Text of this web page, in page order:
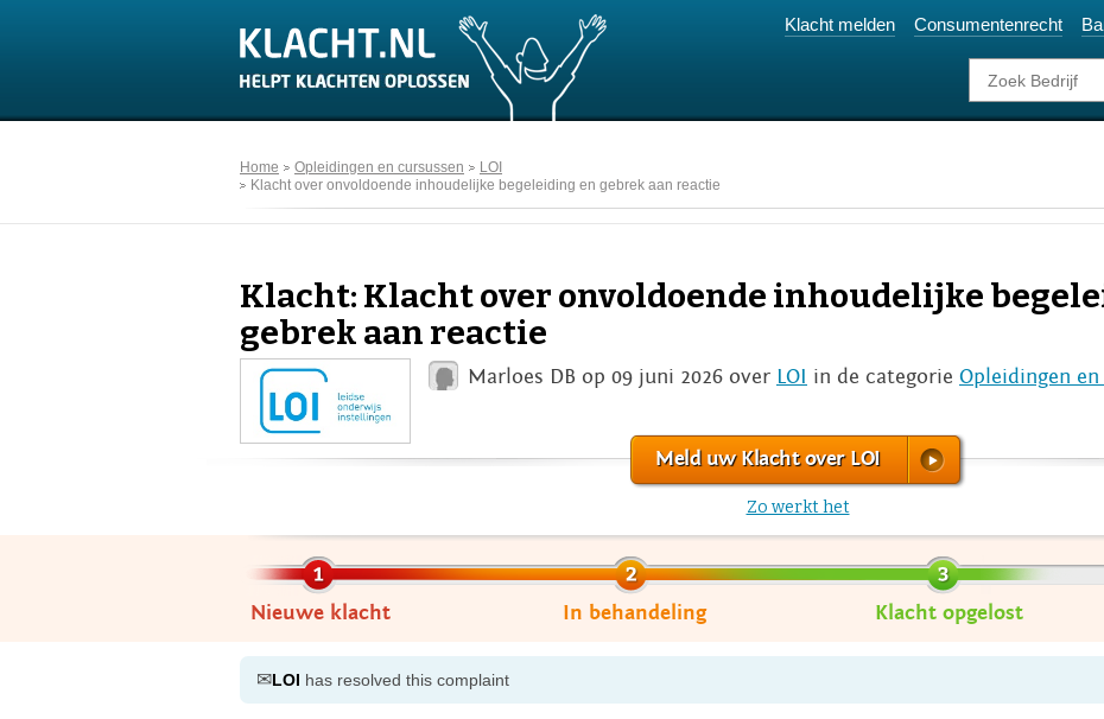
Klacht melden Consumentenrecht
Home Opleidingen en cursussen
LOI
Klacht over onvoldoende inhoudelijke begeleiding en gebrek aan reactie
Klacht: Klacht over onvoldoende inhoudelijke
gebrek aan reactie
Marloes DB op 09 juni 2026 over LOI in de categorie Opleidingen
Meld uw Klacht over LOI
Zo werkt het
Nieuwe klacht In behandeling Klacht opgelost
✉LOI has resolved this complaint